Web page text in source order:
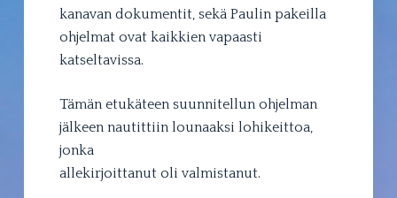
kanavan dokumentit, sekä Paulin pakeilla
ohjelmat ovat kaikkien vapaasti
katseltavissa.
Tämän etukäteen suunnitellun ohjelman
jälkeen nautittiin lounaaksi lohikeittoa,
jonka
allekirjoittanut oli valmistanut.